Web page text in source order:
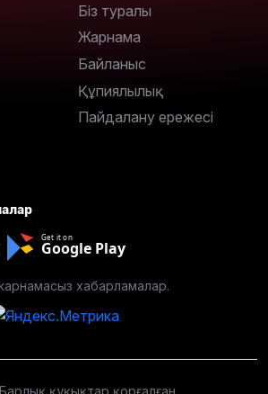
Біз туралы
Жарнама
Байланыс
Құпиялылық
Пайдалану ережесі
Get it on
Google Play
хабарламалар.
құқықтар қорғалған.